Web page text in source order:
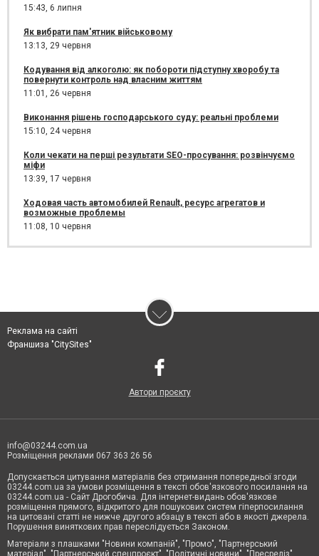
15:43, 6 липня
Як вибрати пам'ятник військовому
13:13, 29 червня
Кодування від алкоголю: як побороти підступну хворобу та
повернути контроль над власним життям
11:01, 26 червня
Виконання рішень господарського суду: реальні проблеми
15:10, 24 червня
Коли чекати на перші результати SEO-просування: розвінчуємо
міфи
13:39, 17 червня
Ходовая часть автомобилей Renault, ресурс агрегатов и
возможные проблемы
11:08, 10 червня
Реклама на сайті
Франшиза "CitySites"
Автори проєкту
info@03244.com.ua
Розміщення реклами 067 363 26 56
Допускається цитування матеріалів без отримання попередньої згоди
03244.com.ua за умови розміщення в тексті обов'язкового посилання на
03244.com.ua - Сайт Дрогобича. Для інтернет-видань обов'язкове
розміщення прямого, відкритого для пошукових систем гіперпосилання
на цитовані статті не нижче другого абзацу в тексті або в якості джерела.
Порушення виняткових прав переслідується Законом.
Матеріали з плашками "Новини компаній", "Промо", "Партнерський
матеріал", "Партнерський спецпроєкт", "Політичні новини", "Пресреліз",